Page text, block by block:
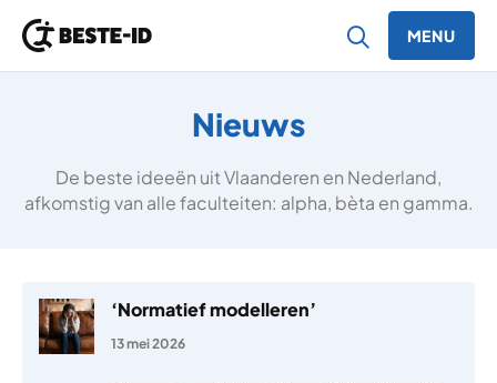
MENU
Nieuws
De beste ideeën uit Vlaanderen en Nederland,
afkomstig van alle faculteiten: alpha, bèta en gamma.
‘Normatief modelleren’
13 mei 2026